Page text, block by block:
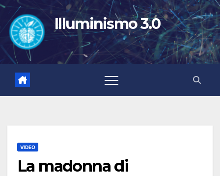
Salta
contenuto
Illuminismo 3.0
VIDEO
La madonna di